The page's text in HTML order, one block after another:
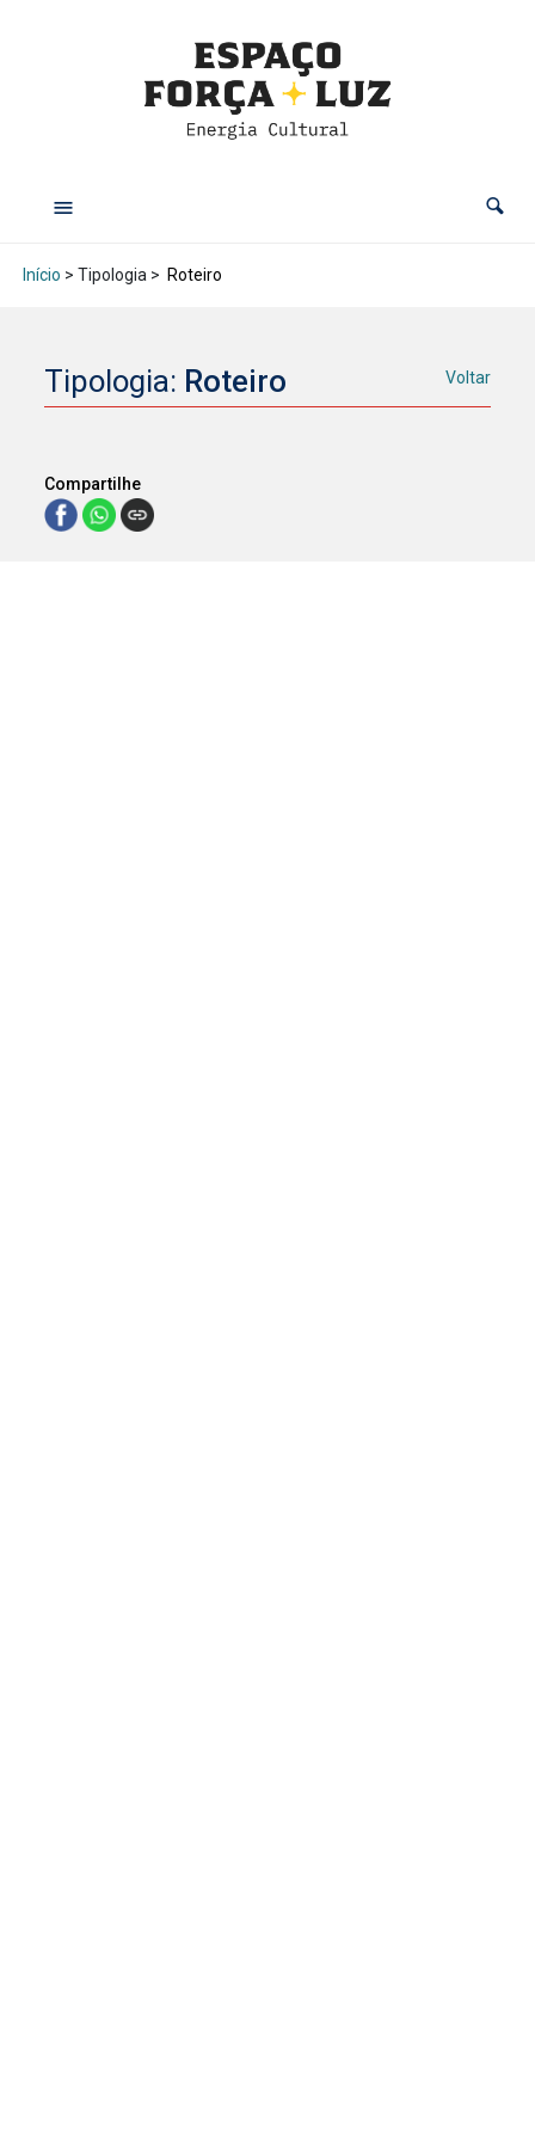
Início > Tipologia > Roteiro
Tipologia: Roteiro Voltar
Compartilhe